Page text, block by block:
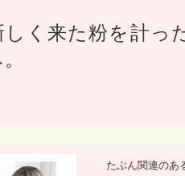
く来た粉を計っ
たぶん関連のあ